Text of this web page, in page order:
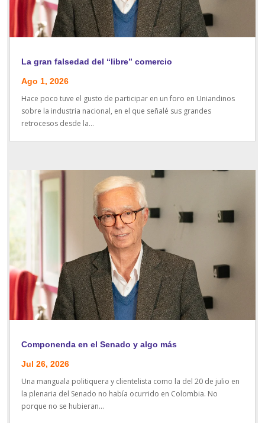
La gran falsedad del “libre” comercio
Ago 1, 2026
Hace poco tuve el gusto de participar en un foro en Uniandinos
sobre la industria nacional, en el que señalé sus grandes
retrocesos desde la...
Componenda en el Senado y algo más
Jul 26, 2026
Una manguala politiquera y clientelista como la del 20 de julio en
la plenaria del Senado no había ocurrido en Colombia. No
porque no se hubieran...